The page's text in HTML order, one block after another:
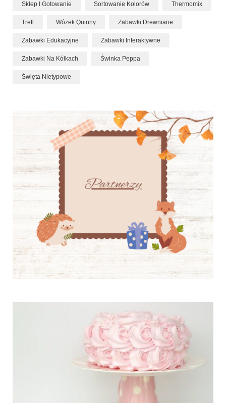
Sklep I Gotowanie Sortowanie Kolorów Thermomix
Trefl Wózek Quinny Zabawki Drewniane
Zabawki Edukacyjne Zabawki Interaktywne
Zabawki Na Kółkach Świnka Peppa
Święta Nietypowe